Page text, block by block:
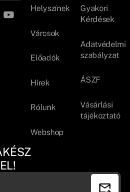
Helyszínek
Városok
Előadók
Hírek
Rólunk
Webshop
Gyakori
Kérdések
Adatvédelmi
szabályzat
ÁSZF
Vásárlási
tájékoztató